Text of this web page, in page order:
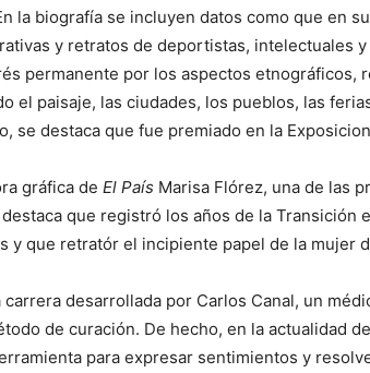
la biografía se incluyen datos como que en
y retratos de deportistas, intelectuales
permanente por los aspectos etnográficos,
el paisaje, las ciudades, los pueblos, las
se destaca que fue premiado en la
gráfica de El País Marisa Flórez, una de las
que registró los años de la Transición
y que retratór el incipiente papel de la mujer
desarrollada por Carlos Canal, un
de curación. De hecho, en la actualidad
para expresar sentimientos y